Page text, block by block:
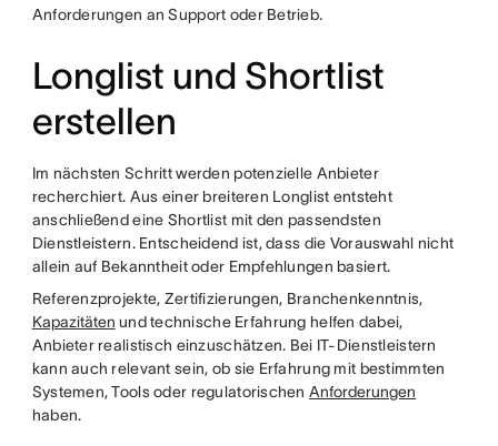
Anforderungen an Support oder Betrieb.
Longlist und Shortlist
erstellen
Im nächsten Schritt werden potenzielle Anbieter
recherchiert. Aus einer breiteren Longlist entsteht
anschließend eine Shortlist mit den passendsten
Dienstleistern. Entscheidend ist, dass die Vorauswahl nicht
allein auf Bekanntheit oder Empfehlungen basiert.
Referenzprojekte, Zertifizierungen, Branchenkenntnis,
Kapazitäten und technische Erfahrung helfen dabei,
Anbieter realistisch einzuschätzen. Bei IT-Dienstleistern
kann auch relevant sein, ob sie Erfahrung mit bestimmten
Systemen, Tools oder regulatorischenAnforderungen
haben.